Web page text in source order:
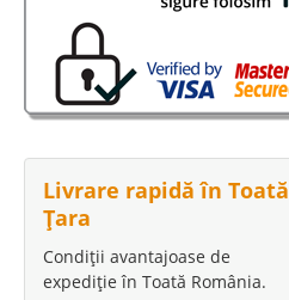
Livrare rapidă în Toată
Țara
Condiții avantajoase de
expediție în Toată România.